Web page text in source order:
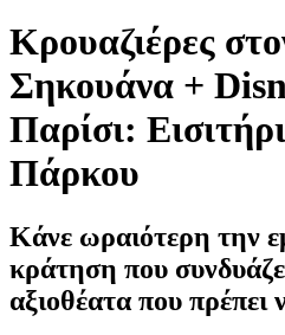
Κρουαζιέρες
Σηκουάνα +
Παρίσι:
Πάρκου
Κάνε ωραιότερη την
κράτηση που
αξιοθέατα που πρέπει